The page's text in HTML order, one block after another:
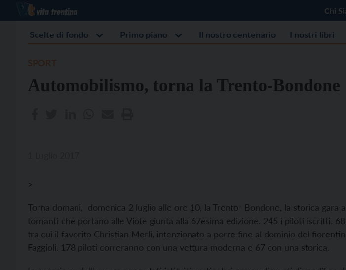
Chi
Scelte di fondo Primo piano Il nostro centenario I nostri libri
Automobilismo, torna la Trento-Bondone
>
Torna domani, domenica 2 luglio alle ore 10, la Trento- Bondone, la storica gara
tornanti che portano alle Viote giunta alla 67esima edizione. 245 i piloti iscritti.
tra cui il favorito Christian Merli, intenzionato a porre fine al dominio del
Faggioli. 178 piloti correranno con una vettura moderna e 67 con una storica.